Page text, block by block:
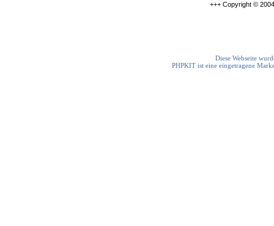
+++ Copyright ©
Diese Webseite
PHPKIT ist eine eingetragene